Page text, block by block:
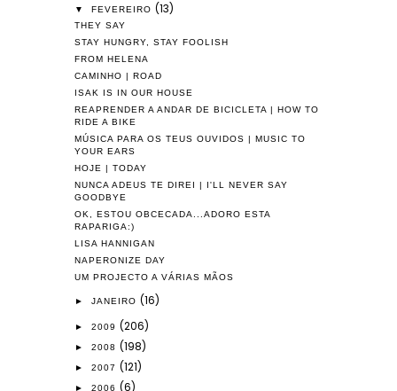
▼ FEVEREIRO (13)
THEY SAY
STAY HUNGRY, STAY FOOLISH
FROM HELENA
CAMINHO | ROAD
ISAK IS IN OUR HOUSE
REAPRENDER A ANDAR DE BICICLETA | HOW TO
RIDE A BIKE
MÚSICA PARA OS TEUS OUVIDOS | MUSIC TO
YOUR EARS
HOJE | TODAY
NUNCA ADEUS TE DIREI | I'LL NEVER SAY
GOODBYE
OK, ESTOU OBCECADA...ADORO ESTA
RAPARIGA:)
LISA HANNIGAN
NAPERONIZE DAY
UM PROJECTO A VÁRIAS MÃOS
► JANEIRO (16)
► 2009 (206)
► 2008 (198)
► 2007 (121)
► 2006 (6)